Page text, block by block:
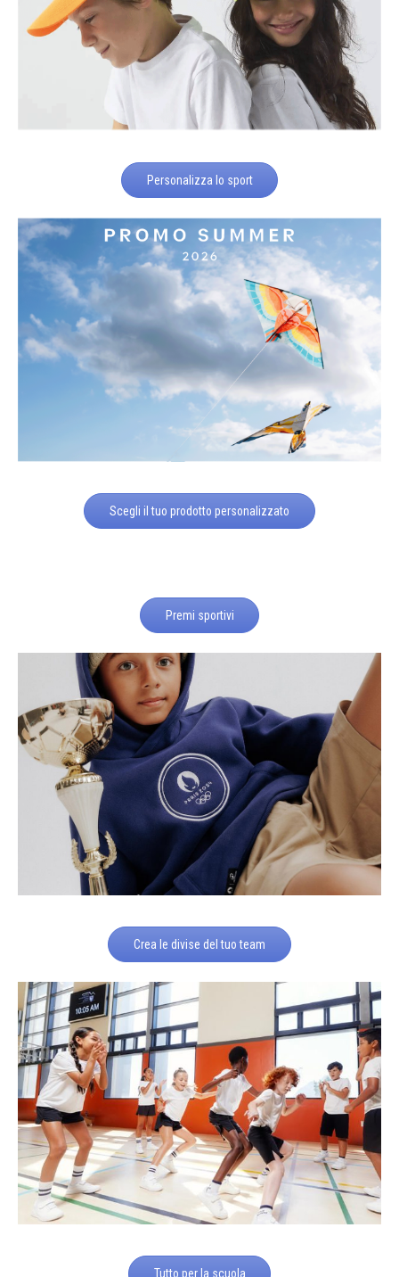
Personalizza lo sport
Scegli il tuo prodotto personalizzato
Premi sportivi
Crea le divise del tuo team
Tutto per la scuola